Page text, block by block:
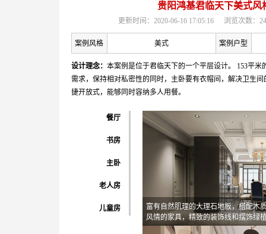
贵阳鸿基君临天下美式风
更新时间：2020-06-16 17:05:16 浏览次数：
案例风格 美式 案例户型
设计理念： 本案例是位于君临天下的一个平层设计。 153平
需求，保持相对私密性的同时，主卧要有衣帽间，解决卫生
捷开放式，能够同时容纳多人用餐。
餐厅
书房
主卧
老人房
儿童房
富有自然肌理的大理石地板，搭配木
风情的家具，精致的装饰线和摆饰绿